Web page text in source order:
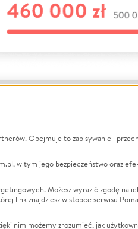
Zbieraj na
Leczenie
Zwierzęta
Pożar
Obejmuje to zapisywanie i
w tym jego bezpieczeństwo oraz
Możesz wyrazić zgodę na
link znajdziesz w stopce serwisu
nim możemy zrozumieć, jak